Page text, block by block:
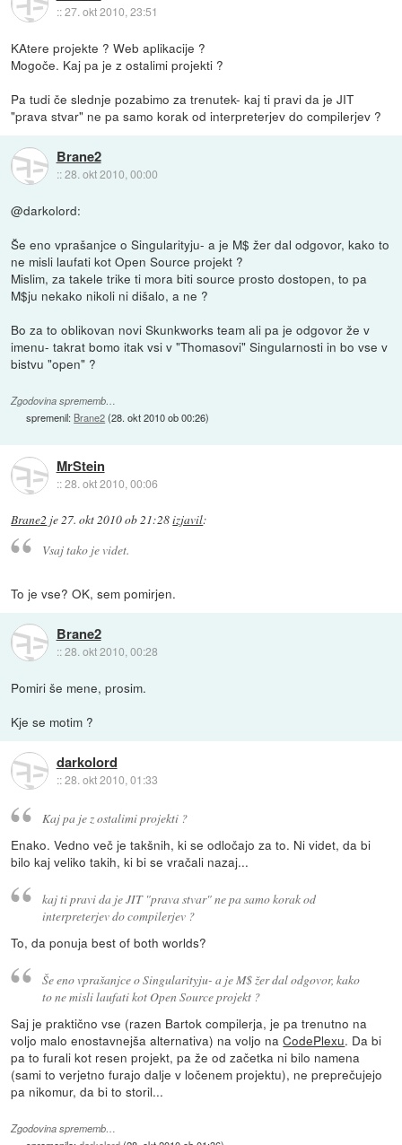
::27. okt 2010, 23:51
KAtere projekte ? Web aplikacije ?
Mogoče. Kaj pa je z ostalimi projekti ?
Pa tudi če slednje pozabimo za trenutek- kaj ti pravi da je JIT
"prava stvar" ne pa samo korak od interpreterjev do compilerjev ?
Brane2
::28. okt 2010, 00:00
@darkolord:
Še eno vprašanjce o Singularityju- a je M$ žer dal odgovor, kako to
ne misli laufati kot Open Source projekt ?
Mislim, za takele trike ti mora biti source prosto dostopen, to pa
M$ju nekako nikoli ni dišalo, a ne ?
Bo za to oblikovan novi Skunkworks team ali pa je odgovor že v
imenu- takrat bomo itak vsi v "Thomasovi" Singularnosti in bo vse v
bistvu "open" ?
Zgodovina sprememb…
spremenil: Brane2(28. okt 2010 ob 00:26)
MrStein
::28. okt 2010, 00:06
Brane2 je27. okt 2010 ob 21:28izjavil:
Vsaj tako je videt.
To je vse? OK, sem pomirjen.
Brane2
::28. okt 2010, 00:28
Pomiri še mene, prosim.
Kje se motim ?
darkolord
::28. okt 2010, 01:33
Kaj pa je z ostalimi projekti ?
Enako. Vedno več je takšnih, ki se odločajo za to. Ni videt, da bi
bilo kaj veliko takih, ki bi se vračali nazaj...
kaj ti pravi da je JIT "prava stvar" ne pa samo korak od
interpreterjev do compilerjev ?
To, da ponuja best of both worlds?
Še eno vprašanjce o Singularityju- a je M$ žer dal odgovor, kako
to ne misli laufati kot Open Source projekt ?
Saj je praktično vse (razen Bartok compilerja, je pa trenutno na
voljo malo enostavnejša alternativa) na voljo naCodePlexu. Da bi
pa to furali kot resen projekt, pa že od začetka ni bilo namena
(sami to verjetno furajo dalje v ločenem projektu), ne preprečujejo
pa nikomur, da bi to storil...
Zgodovina sprememb…